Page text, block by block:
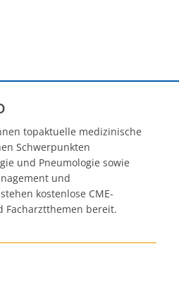
topaktuelle medizinische
Schwerpunkten
und Pneumologie sowie
und
kostenlose CME-
Facharztthemen bereit.